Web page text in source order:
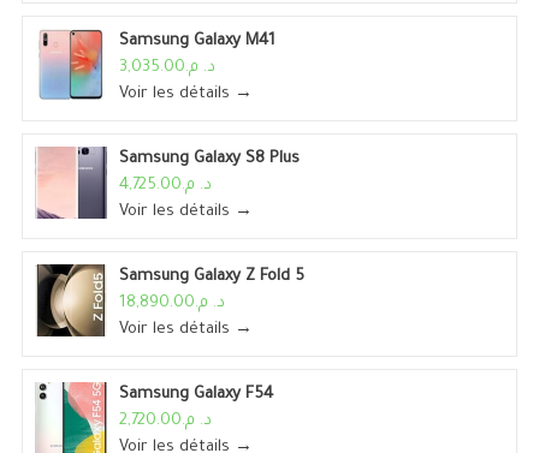
Samsung Galaxy M41
د. م.3,035.00
Voir les détails →
Samsung Galaxy S8 Plus
د. م.4,725.00
Voir les détails →
Samsung Galaxy Z Fold 5
د. م.18,890.00
Voir les détails →
Samsung Galaxy F54
د. م.2,720.00
Voir les détails →